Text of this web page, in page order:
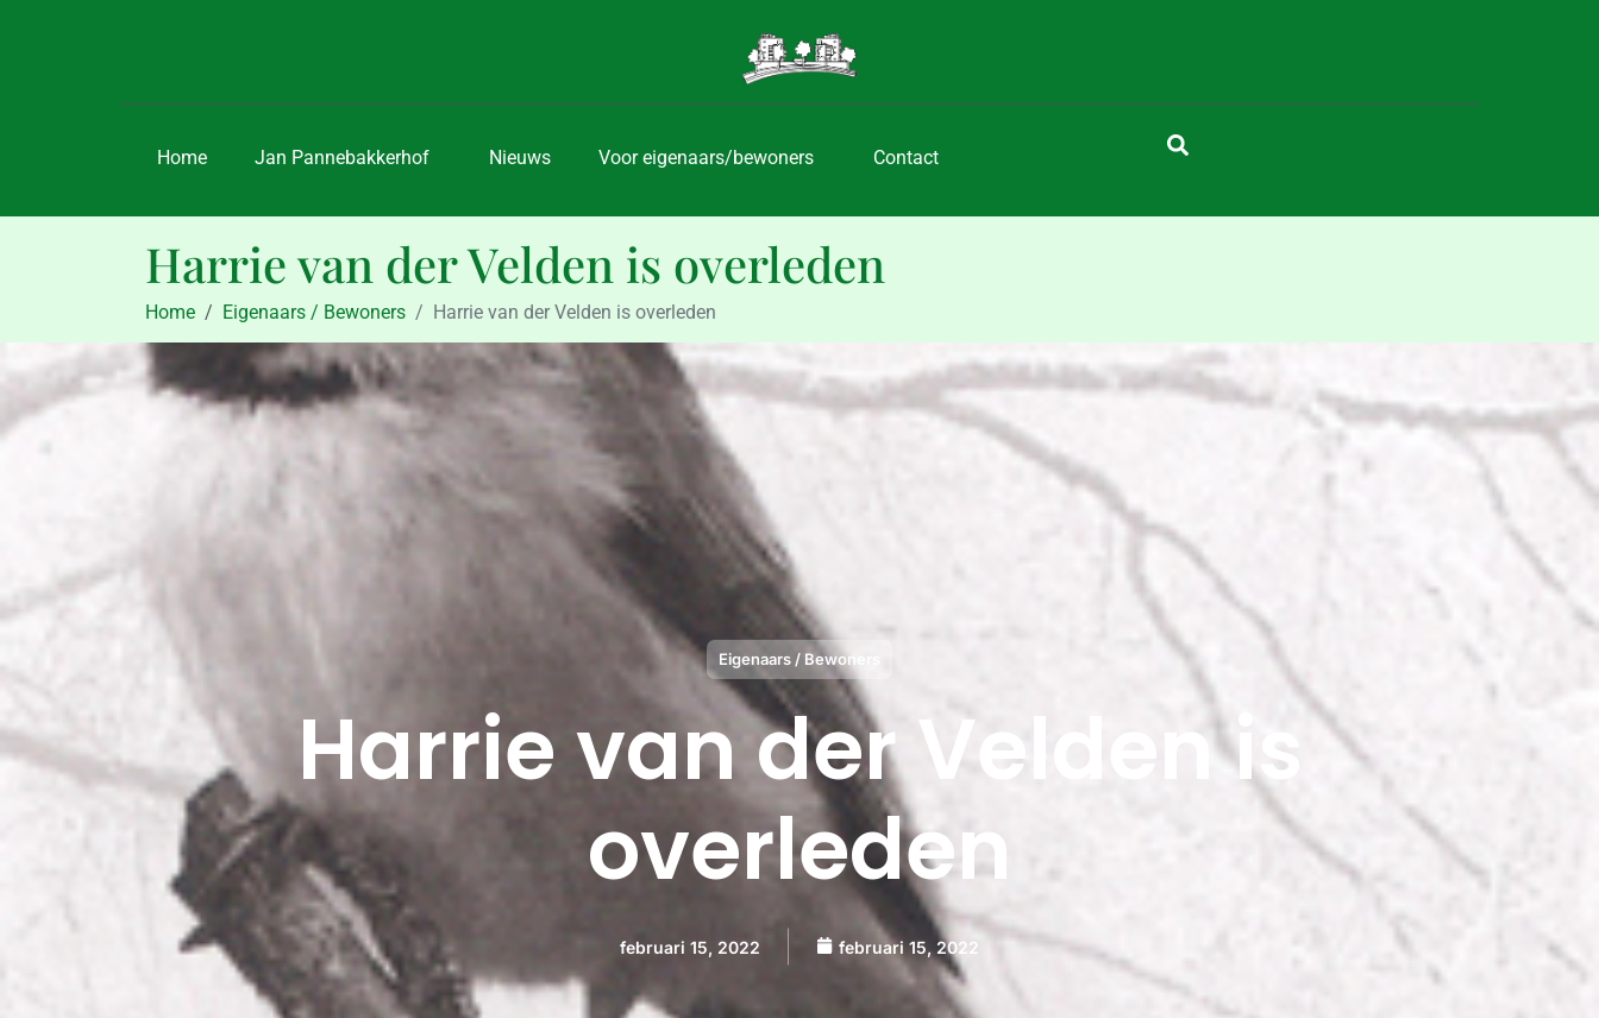
Home Jan Pannebakkerhof Nieuws Voor eigenaars/bewoners Contact
Harrie van der Velden is overleden
Home Eigenaars / Bewoners Harrie van der Velden is overleden
Eigenaars / Bewoners
Harrie van der Velden is
overleden
februari 15, 2022 februari 15, 2022